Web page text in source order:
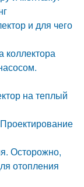
и для чего
коллектора
на теплый
Осторожно,
отопления